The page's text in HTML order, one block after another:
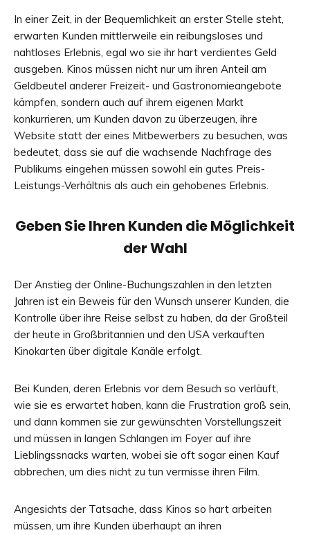
In einer Zeit, in der Bequemlichkeit an erster Stelle steht,
erwarten Kunden mittlerweile ein reibungsloses und
nahtloses Erlebnis, egal wo sie ihr hart verdientes Geld
ausgeben. Kinos müssen nicht nur um ihren Anteil am
Geldbeutel anderer Freizeit- und Gastronomieangebote
kämpfen, sondern auch auf ihrem eigenen Markt
konkurrieren, um Kunden davon zu überzeugen, ihre
Website statt der eines Mitbewerbers zu besuchen, was
bedeutet, dass sie auf die wachsende Nachfrage des
Publikums eingehen müssen sowohl ein gutes Preis-
Leistungs-Verhältnis als auch ein gehobenes Erlebnis.
Geben Sie Ihren Kunden die Möglichkeit
der Wahl
Der Anstieg der Online-Buchungszahlen in den letzten
Jahren ist ein Beweis für den Wunsch unserer Kunden, die
Kontrolle über ihre Reise selbst zu haben, da der Großteil
der heute in Großbritannien und den USA verkauften
Kinokarten über digitale Kanäle erfolgt.
Bei Kunden, deren Erlebnis vor dem Besuch so verläuft,
wie sie es erwartet haben, kann die Frustration groß sein,
und dann kommen sie zur gewünschten Vorstellungszeit
und müssen in langen Schlangen im Foyer auf ihre
Lieblingssnacks warten, wobei sie oft sogar einen Kauf
abbrechen, um dies nicht zu tun vermisse ihren Film.
Angesichts der Tatsache, dass Kinos so hart arbeiten
müssen, um ihre Kunden überhaupt an ihren